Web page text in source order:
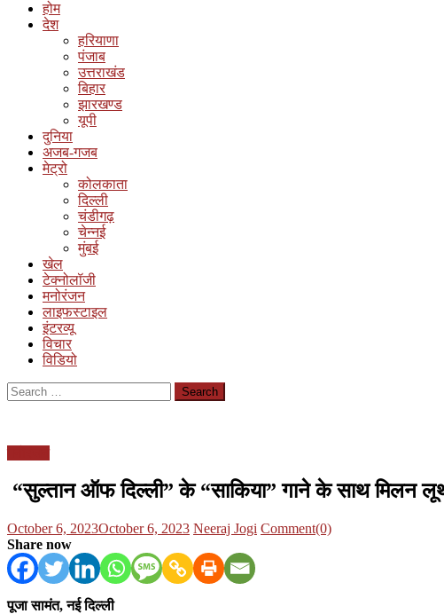
होम
देश
हरियाणा
पंजाब
उत्तराखंड
बिहार
झारखण्ड
यूपी
दुनिया
अजब-गजब
मेट्रो
कोलकाता
दिल्ली
चंडीगढ़
चेन्नई
मुंबई
खेल
टेक्नोलॉजी
मनोरंजन
लाइफस्टाइल
इंटरव्यू
विचार
विडियो
Search
for:
“सुल्तान ऑफ दिल्ली” के “साकिया” गाने के साथ मिलन
Posted
on
October 6, 2023October 6, 2023 Author
Neeraj Jogi Comment(0)
Share now
पूजा सामंत, नई दिल्ली